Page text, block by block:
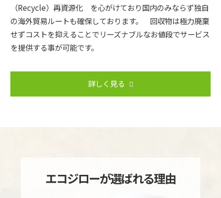
（Recycle）再資源化 を心がけており国内のみならず独自
の海外貿易ルートも確保しております。 回収物は極力廃棄
せずコストを抑えることでリーズナブルなお値段でサービス
を提供する事が可能です。
詳しく見る
エコジローが選ばれる理由